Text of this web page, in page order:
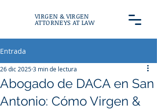
VIRGEN & VIRGEN
ATTORNEYS AT LAW
Entrada
Abogado de DACA en San
Antonio: Cómo Virgen &
26 dic 20253 min de lectura